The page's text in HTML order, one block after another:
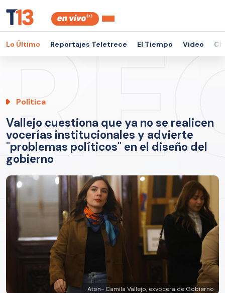
Lo Último Reportajes Teletrece El Tiempo Video
Política
Vallejo cuestiona que ya no se realicen
vocerías institucionales y advierte
"problemas políticos" en el diseño del
gobierno
Aton- Camila Vallejo, exvocera de Gobierno